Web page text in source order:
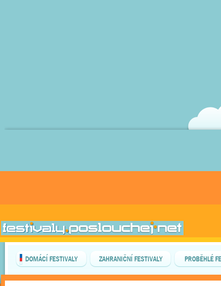
DOMÁCÍ FESTIVALY ZAHRANIČNÍ FESTIVALY PROBĚHLÉ